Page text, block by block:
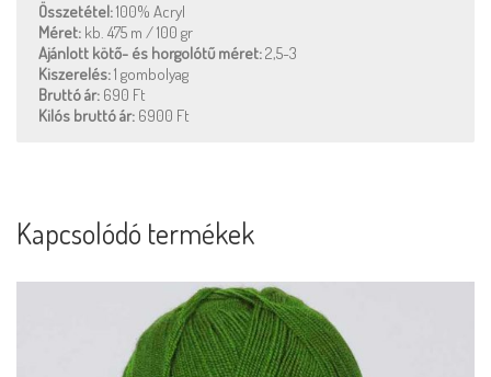
Összetétel:100% Acryl
Méret: kb. 475 m / 100 gr
Ajánlott kötő- és horgolótű méret:2,5-3
Kiszerelés:1 gombolyag
Bruttó ár: 690 Ft
Kilós bruttó ár: 6900 Ft
Kapcsolódó termékek